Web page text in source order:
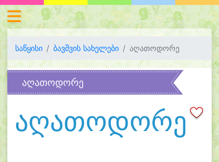
საწყისი ბავშვის სახელები აღათოდორე
აღათოდორე
აღათოდორე